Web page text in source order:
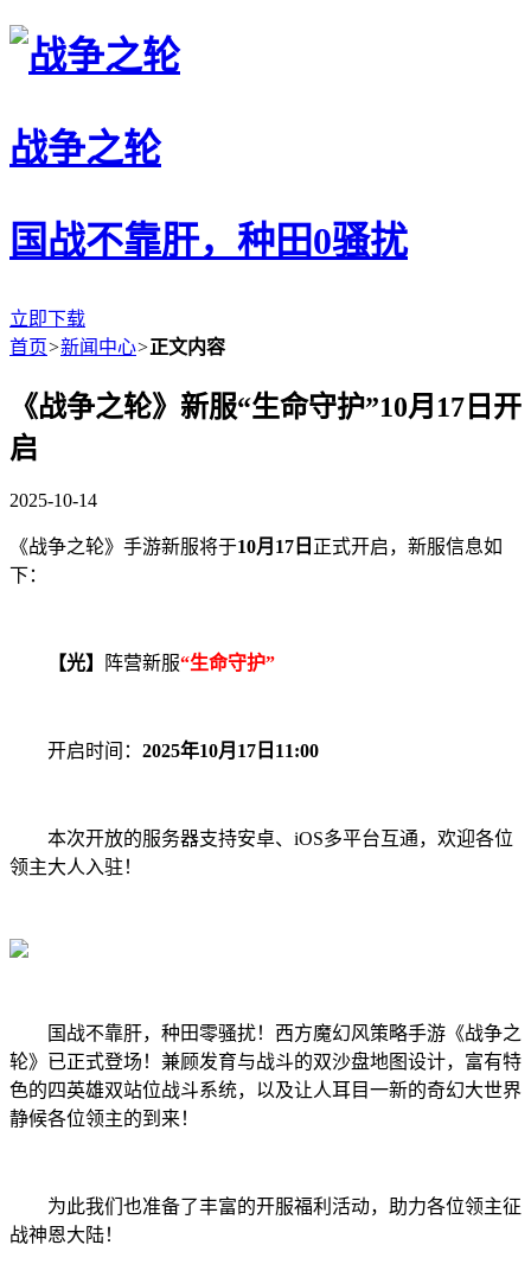
战争之轮
国战不靠肝，种田0骚扰
立即下载
首页>新闻中心>正文内容
《战争之轮》新服“生命守护”10月17日开
启
2025-10-14
《战争之轮》手游新服将于10月17日 正式开启，新服信息如
下：
【光】 阵营新服“生命守护”
开启时间： 2025年10月17日11:00
本次开放的服务器支持安卓、iOS多平台互通，欢迎各位
领主大人入驻！
国战不靠肝，种田零骚扰！西方魔幻风策略手游《战争之
轮》已正式登场！兼顾发育与战斗的双沙盘地图设计，富有特
色的四英雄双站位战斗系统，以及让人耳目一新的奇幻大世界
静候各位领主的到来！
为此我们也准备了丰富的开服福利活动，助力各位领主征
战神恩大陆！